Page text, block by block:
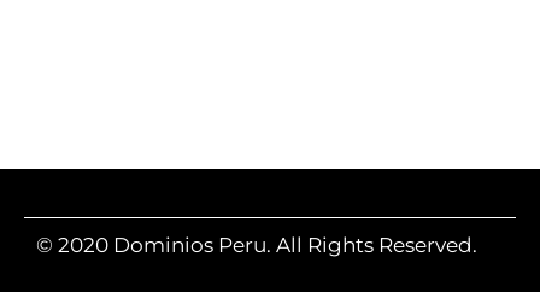
© 2020 Dominios Peru. All Rights Reserved.